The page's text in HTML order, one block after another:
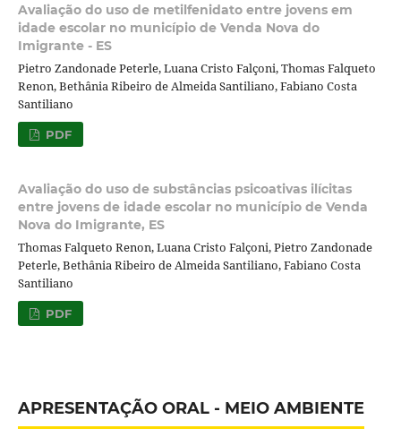
Avaliação do uso de metilfenidato entre jovens em
idade escolar no município de Venda Nova do
Imigrante - ES
Pietro Zandonade Peterle, Luana Cristo Falçoni, Thomas Falqueto
Renon, Bethânia Ribeiro de Almeida Santiliano, Fabiano Costa
Santiliano
PDF
Avaliação do uso de substâncias psicoativas ilícitas
entre jovens de idade escolar no município de Venda
Nova do Imigrante, ES
Thomas Falqueto Renon, Luana Cristo Falçoni, Pietro Zandonade
Peterle, Bethânia Ribeiro de Almeida Santiliano, Fabiano Costa
Santiliano
PDF
APRESENTAÇÃO ORAL - MEIO AMBIENTE